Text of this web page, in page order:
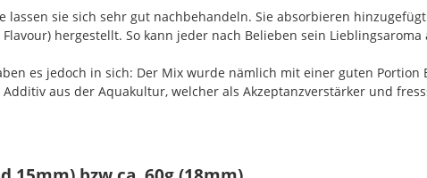
lassen sie sich sehr gut nachbehandeln. Sie absorbieren
hergestellt. So kann jeder nach Belieben sein Lieblingsaroma
es jedoch in sich: Der Mix wurde nämlich mit einer guten
aus der Aquakultur, welcher als Akzeptanzverstärker und